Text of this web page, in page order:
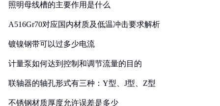
照明母线槽的主要作用是什么
A516Gr70对应国内材质及低温冲击要求解析
镀镍钢带可以过多少电流
计量泵如何达到控制和调节流量的目的
联轴器的轴孔形式有三种：Y型、J型、Z型
不锈钢材质厚度允许误差是多少